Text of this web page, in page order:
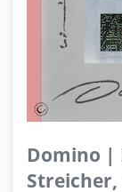
Domino |